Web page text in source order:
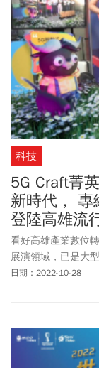
科技
5G Craft菁
新時代， 專
登陸高雄流
看好高雄產業數位
展演領域，已是大
日期：2022-10-28